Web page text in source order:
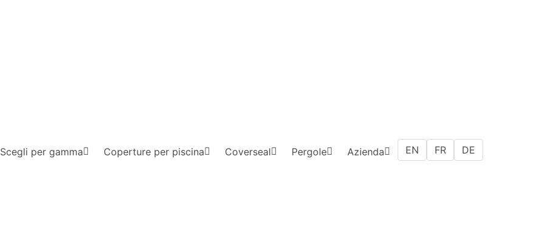
Scegli per gamma Coperture per piscina Coverseal Pergole Azienda EN FR DE